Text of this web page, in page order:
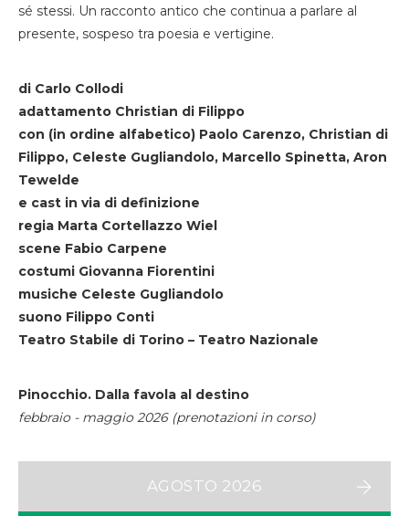
sé stessi. Un racconto antico che continua a parlare al
presente, sospeso tra poesia e vertigine.
di Carlo Collodi
adattamento Christian di Filippo
con (in ordine alfabetico) Paolo Carenzo, Christian di
Filippo, Celeste Gugliandolo, Marcello Spinetta, Aron
Tewelde
e cast in via di definizione
regia Marta Cortellazzo Wiel
scene Fabio Carpene
costumi Giovanna Fiorentini
musiche Celeste Gugliandolo
suono Filippo Conti
Teatro Stabile di Torino – Teatro Nazionale
Pinocchio. Dalla favola al destino
febbraio - maggio 2026 (prenotazioni in corso)
AGOSTO 2026